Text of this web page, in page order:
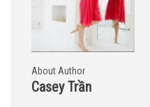
About Author
Casey Trần